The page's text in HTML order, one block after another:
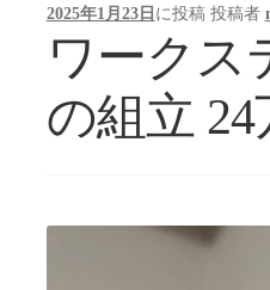
2025年1月23日 に投稿 投稿者
ワークス
の組立